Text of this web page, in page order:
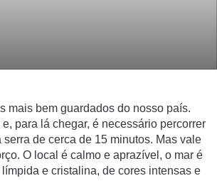
mais bem guardados do nosso país.
para lá chegar, é necessário percorrer
de cerca de 15 minutos. Mas vale
O local é calmo e aprazível, o mar é
e cristalina, de cores intensas e